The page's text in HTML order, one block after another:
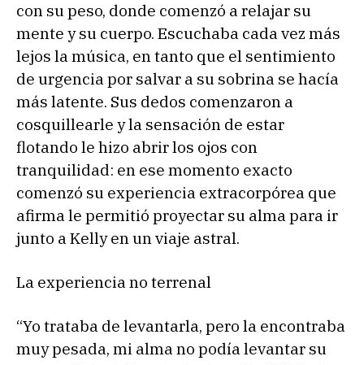
con su peso, donde comenzó a relajar su
mente y su cuerpo. Escuchaba cada vez más
lejos la música, en tanto que el sentimiento
de urgencia por salvar a su sobrina se hacía
más latente. Sus dedos comenzaron a
cosquillearle y la sensación de estar
flotando le hizo abrir los ojos con
tranquilidad: en ese momento exacto
comenzó su experiencia extracorpórea que
afirma le permitió proyectar su alma para ir
junto a Kelly en un viaje astral.
La experiencia no terrenal
“Yo trataba de levantarla, pero la encontraba
muy pesada, mi alma no podía levantar su